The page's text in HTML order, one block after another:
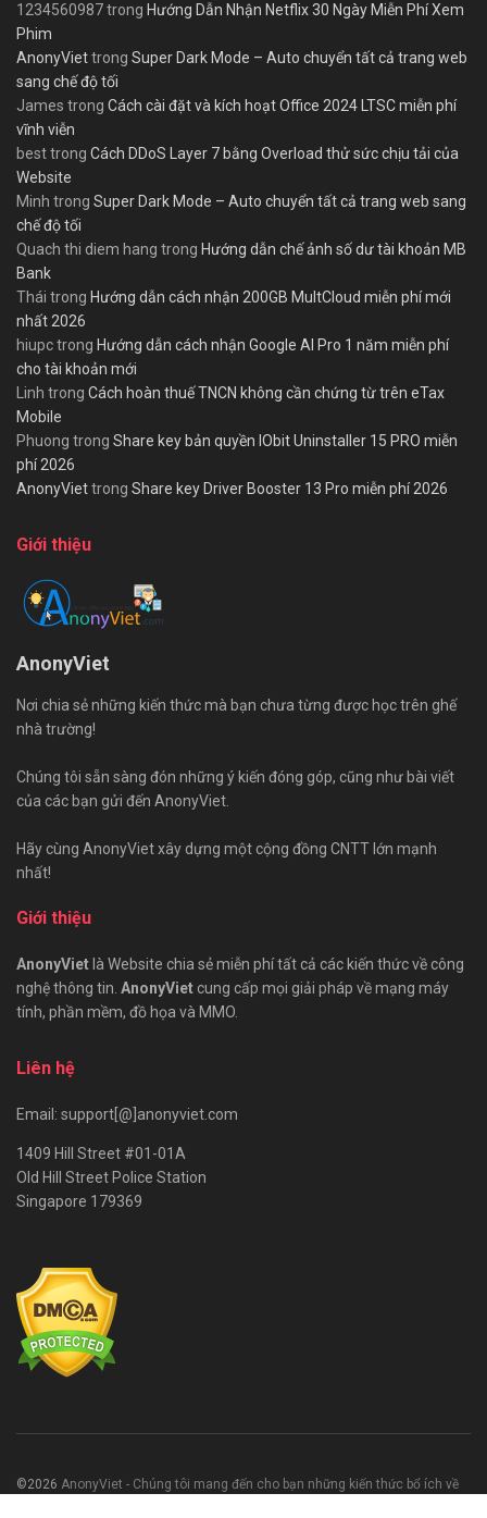
1234560987trong Hướng Dẫn Nhận Netflix 30 Ngày Miễn Phí Xem
Phim
AnonyViettrong Super Dark Mode – Auto chuyển tất cả trang web
sang chế độ tối
James trong Cách cài đặt và kích hoạt Office 2024 LTSC miễn phí
vĩnh viễn
besttrong Cách DDoS Layer 7 bằng Overload thử sức chịu tải của
Website
Minh trong Super Dark Mode – Auto chuyển tất cả trang web sang
chế độ tối
Quach thi diem hang trong Hướng dẫn chế ảnh số dư tài khoản MB
Bank
Thái trong Hướng dẫn cách nhận 200GB MultCloud miễn phí mới
nhất 2026
hiupctrong Hướng dẫn cách nhận Google AI Pro 1 năm miễn phí
cho tài khoản mới
Linh trong Cách hoàn thuế TNCN không cần chứng từ trên eTax
Mobile
Phuong trong Share key bản quyền IObit Uninstaller 15 PRO miễn
phí 2026
AnonyViettrong Share key Driver Booster 13 Pro miễn phí 2026
Giới thiệu
AnonyViet
Nơi chia sẻ những kiến thức mà bạn chưa từng được học trên ghế
nhà trường!
Chúng tôi sẵn sàng đón những ý kiến đóng góp, cũng như bài viết
của các bạn gửi đến AnonyViet.
Hãy cùng AnonyViet xây dựng một cộng đồng CNTT lớn mạnh
nhất!
Giới thiệu
AnonyViet là Website chia sẻ miễn phí tất cả các kiến thức về công
nghệ thông tin. AnonyViet cung cấp mọi giải pháp về mạng máy
tính, phần mềm, đồ họa và MMO.
Liên hệ
Email: support[@]anonyviet.com
1409 Hill Street #01-01A
Old Hill Street Police Station
Singapore 179369
©2026 AnonyViet - Chúng tôi mang đến cho bạn những kiến thức bổ ích về